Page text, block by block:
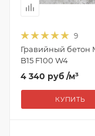
9
Гравийный бетон
B15 F100 W4
4 340 руб /м³
КУПИТЬ